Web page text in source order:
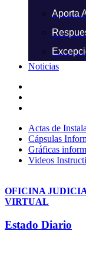
Aporta
Noticias
Actas de
Cápsulas
Gráficas
Videos
OFICINA
VIRTUAL
Estado Diario